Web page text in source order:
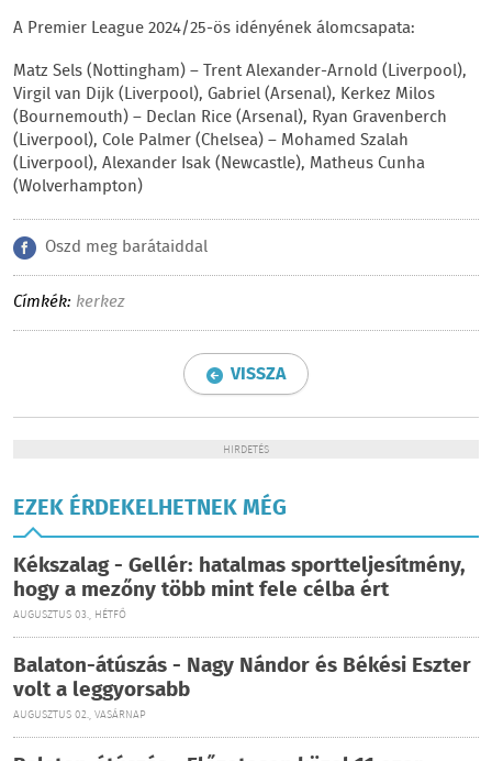
A Premier League 2024/25-ös idényének álomcsapata:
Matz Sels (Nottingham) – Trent Alexander-Arnold (Liverpool),
Virgil van Dijk (Liverpool), Gabriel (Arsenal), Kerkez Milos
(Bournemouth) – Declan Rice (Arsenal), Ryan Gravenberch
(Liverpool), Cole Palmer (Chelsea) – Mohamed Szalah
(Liverpool), Alexander Isak (Newcastle), Matheus Cunha
(Wolverhampton)
Oszd meg barátaiddal
Címkék: kerkez
VISSZA
HIRDETÉS
EZEK ÉRDEKELHETNEK MÉG
Kékszalag - Gellér: hatalmas sportteljesítmény,
hogy a mezőny több mint fele célba ért
AUGUSZTUS 03., HÉTFŐ
Balaton-átúszás - Nagy Nándor és Békési Eszter
volt a leggyorsabb
AUGUSZTUS 02., VASÁRNAP